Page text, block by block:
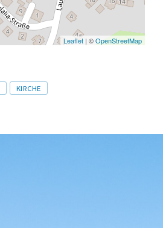
Leaflet | ©OpenStreetMap
KIRCHE